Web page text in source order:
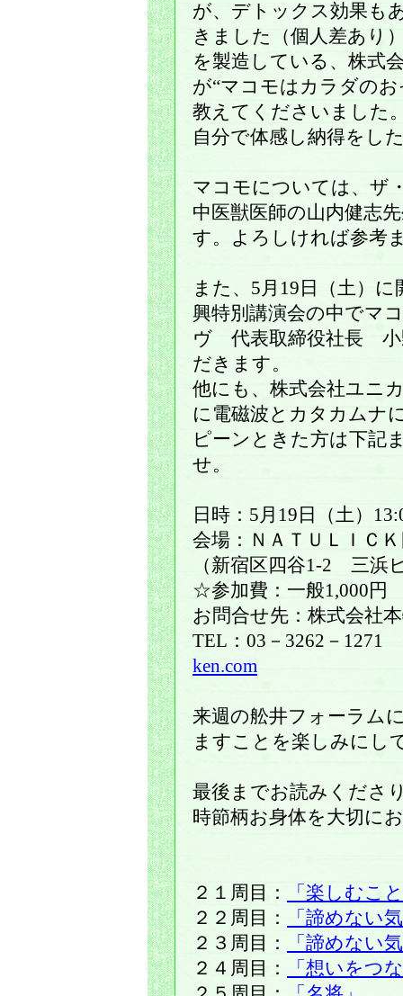
が、デトックス効果も
きました（個人差あり
を製造している、株式
が“マコモはカラダの
教えてくださいました
自分で体感し納得をし
マコモについては、ザ
中医獣医師の山内健志
す。よろしければ参考
また、5月19日（土）
興特別講演会の中でマ
ヴ 代表取締役社長 小
だきます。
他にも、株式会社ユニ
に電磁波とカタカムナ
ピーンときた方は下記
せ。
日時：5月19日
会場：ＮＡＴＵＬＩＣ
（新宿区四谷1-2 三浜
☆参加費：一般1,000
お問合せ先：株式会
TEL：03－3262－
ken.com
来週の舩井フォーラム
ますことを楽しみにし
最後までお読みくださ
時節柄お身体を大切に
２１周目：
「楽しむこ
２２周目：
「諦めない
２３周目：
「諦めない
２４周目：
「想いをつ